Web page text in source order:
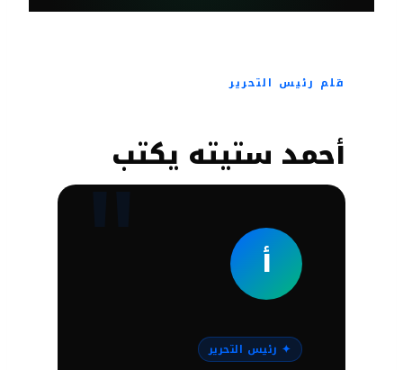
قلم رئيس التحرير
أحمد ستيته يكتب
أ
✦ رئيس التحرير